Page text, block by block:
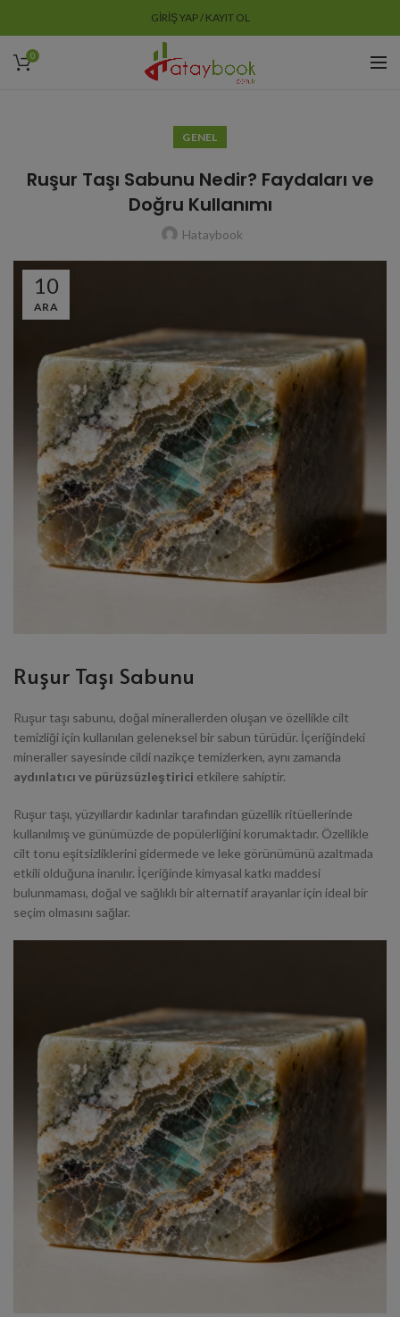
GIRIŞ YAP / KAYIT OL
0
GENEL
Ruşur Taşı Sabunu Nedir? Faydaları ve
Doğru Kullanımı
Hataybook
10
ARA
Ruşur Taşı Sabunu
Ruşur taşı sabunu, doğal minerallerden oluşan ve özellikle cilt
temizliği için kullanılan geleneksel bir sabun türüdür. İçeriğindeki
mineraller sayesinde cildi nazikçe temizlerken, aynı zamanda
aydınlatıcı ve pürüzsüzleştirici etkilere sahiptir.
Ruşur taşı, yüzyıllardır kadınlar tarafından güzellik ritüellerinde
kullanılmış ve günümüzde de popülerliğini korumaktadır. Özellikle
cilt tonu eşitsizliklerini gidermede ve leke görünümünü azaltmada
etkili olduğuna inanılır. İçeriğinde kimyasal katkı maddesi
bulunmaması, doğal ve sağlıklı bir alternatif arayanlar için ideal bir
seçim olmasını sağlar.